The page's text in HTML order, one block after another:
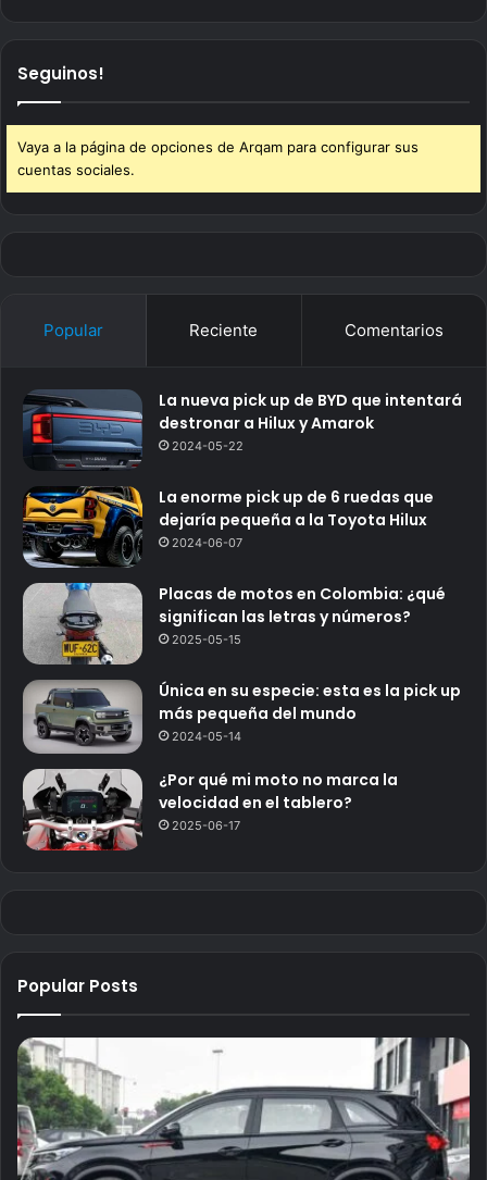
Seguinos!
Vaya a la página de opciones de Arqam para configurar sus
cuentas sociales.
Popular Reciente Comentarios
La nueva pick up de BYD que intentará
destronar a Hilux y Amarok
2024-05-22
La enorme pick up de 6 ruedas que
dejaría pequeña a la Toyota Hilux
2024-06-07
Placas de motos en Colombia: ¿qué
significan las letras y números?
2025-05-15
Única en su especie: esta es la pick up
más pequeña del mundo
2024-05-14
¿Por qué mi moto no marca la
velocidad en el tablero?
2025-06-17
Popular Posts